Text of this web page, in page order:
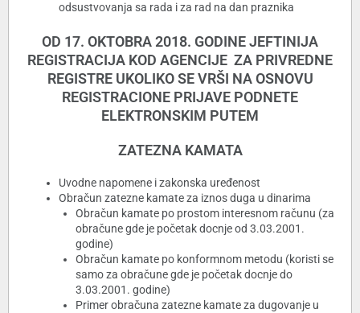
odsustvovanja sa rada i za rad na dan praznika
OD 17. OKTOBRA 2018. GODINE JEFTINIJA
REGISTRACIJA KOD AGENCIJE ZA PRIVREDNE
REGISTRE UKOLIKO SE VRŠI NA OSNOVU
REGISTRACIONE PRIJAVE PODNETE
ELEKTRONSKIM PUTEM
ZATEZNA KAMATA
Uvodne napomene i zakonska uređenost
Obračun zatezne kamate za iznos duga u dinarima
Obračun kamate po prostom interesnom računu (za
obračune gde je početak docnje od 3.03.2001.
godine)
Obračun kamate po konformnom metodu (koristi se
samo za obračune gde je početak docnje do
3.03.2001. godine)
Primer obračuna zatezne kamate za dugovanje u